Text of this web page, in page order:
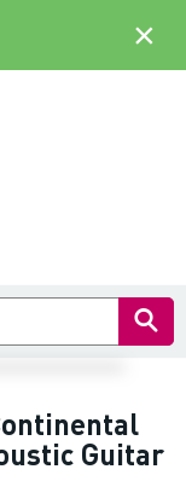
Guitar
×